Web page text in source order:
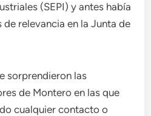
(SEPI) y antes había
relevancia en la Junta de
sorprendieron las
de Montero en las que
cualquier contacto o